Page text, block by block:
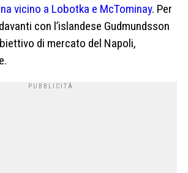
vicino a Lobotka e McTominay. Per
con l’islandese Gudmundsson
di mercato del Napoli,